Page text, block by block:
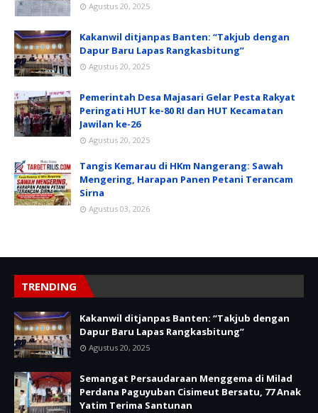
Agustus 20, 2025
Kakanwil ditjanpas Banten: “Takjub dengan
Dapur Baru Lapas Rangkasbitung”
Agustus 20, 2025
Pemerintah Desa Majasari Gelar Pesta Rakyat
Peringati HUT ke-80 RI dan HUT Kecamatan
Jawilan ke-26
Agustus 20, 2025
Tangis Kemarau di HKm Nangerang: Sawah
Mengering, Harapan Panen Petani Terancam
Sirna
Agustus 03, 2026
TRENDING
Kakanwil ditjanpas Banten: “Takjub dengan
Dapur Baru Lapas Rangkasbitung”
Agustus 20, 2025
Semangat Persaudaraan Menggema di Milad
Perdana Paguyuban Cisimeut Bersatu, 77 Anak
Yatim Terima Santunan